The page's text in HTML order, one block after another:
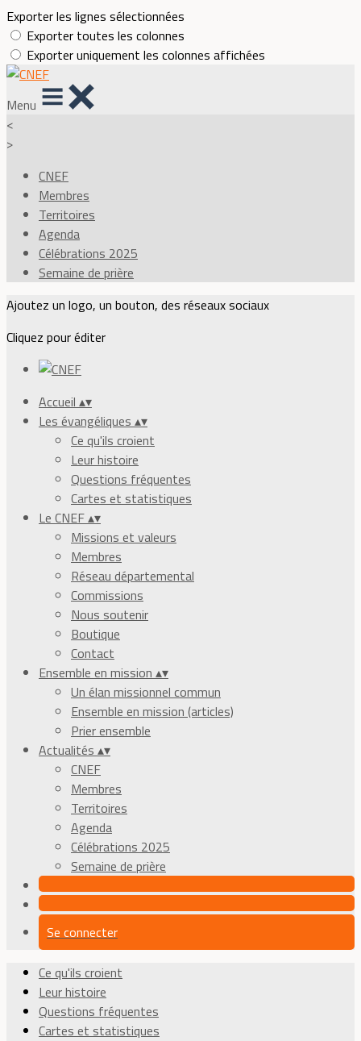
Exporter les lignes sélectionnées
Exporter toutes les colonnes
Exporter uniquement les colonnes affichées
Menu
<
>
CNEF
Membres
Territoires
Agenda
Célébrations 2025
Semaine de prière
Ajoutez un logo, un bouton, des réseaux sociaux
Cliquez pour éditer
Accueil ▴▾
Les évangéliques ▴▾
Ce qu'ils croient
Leur histoire
Questions fréquentes
Cartes et statistiques
Le CNEF▴▾
Missions et valeurs
Membres
Réseau départemental
Commissions
Nous soutenir
Boutique
Contact
Ensemble en mission ▴▾
Un élan missionnel commun
Ensemble en mission (articles)
Prier ensemble
Actualités ▴▾
CNEF
Membres
Territoires
Agenda
Célébrations 2025
Semaine de prière
Se connecter
Ce qu'ils croient
Leur histoire
Questions fréquentes
Cartes et statistiques